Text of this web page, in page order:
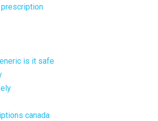
is it safe
canada